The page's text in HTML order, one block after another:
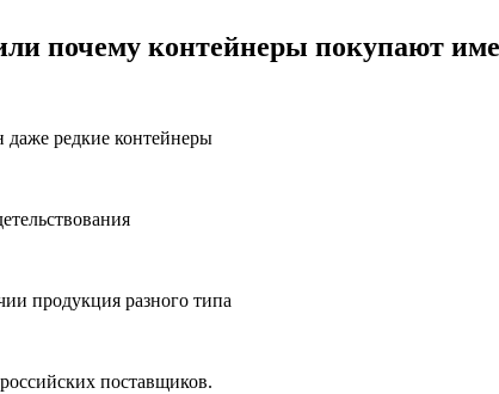
почему контейнеры покупают
редкие контейнеры
продукция разного типа
поставщиков.